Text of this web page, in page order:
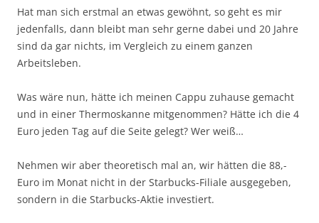
Hat man sich erstmal an etwas gewöhnt, so geht es mir
jedenfalls, dann bleibt man sehr gerne dabei und 20 Jahre
sind da gar nichts, im Vergleich zu einem ganzen
Arbeitsleben.
Was wäre nun, hätte ich meinen Cappu zuhause gemacht
und in einer Thermoskanne mitgenommen? Hätte ich die 4
Euro jeden Tag auf die Seite gelegt? Wer weiß…
Nehmen wir aber theoretisch mal an, wir hätten die 88,-
Euro im Monat nicht in der Starbucks-Filiale ausgegeben,
sondern in die Starbucks-Aktie investiert.